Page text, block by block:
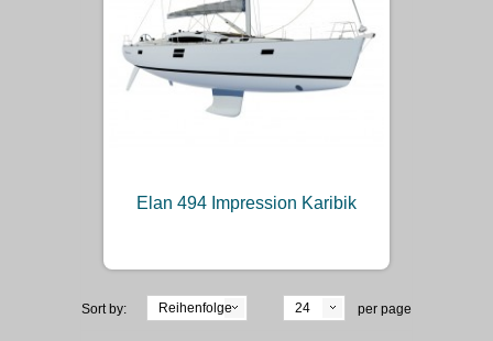
Elan 494 Impression Karibik
Sort by: Reihenfolge 24 per page